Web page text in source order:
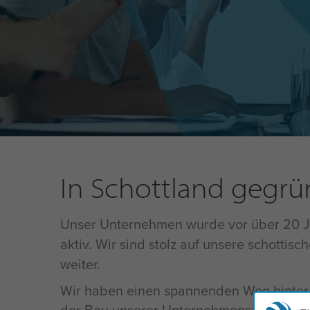
In Schottland
Unser Unternehmen wurde vor über 20
aktiv. Wir sind stolz auf unsere
weiter.
Wir haben einen spannenden Weg